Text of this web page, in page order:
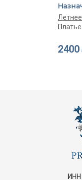
2400
ИНН